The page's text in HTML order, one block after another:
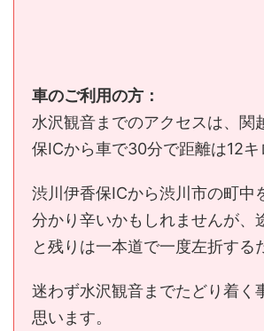
車のご利用の方：
水沢観音までのアクセスは、関
保ICから車で30分で距離は12キ
渋川伊香保ICから渋川市の町中
分かり辛いかもしれませんが、
と残りは一本道で一度左折する
迷わず水沢観音までたどり着く
思います。